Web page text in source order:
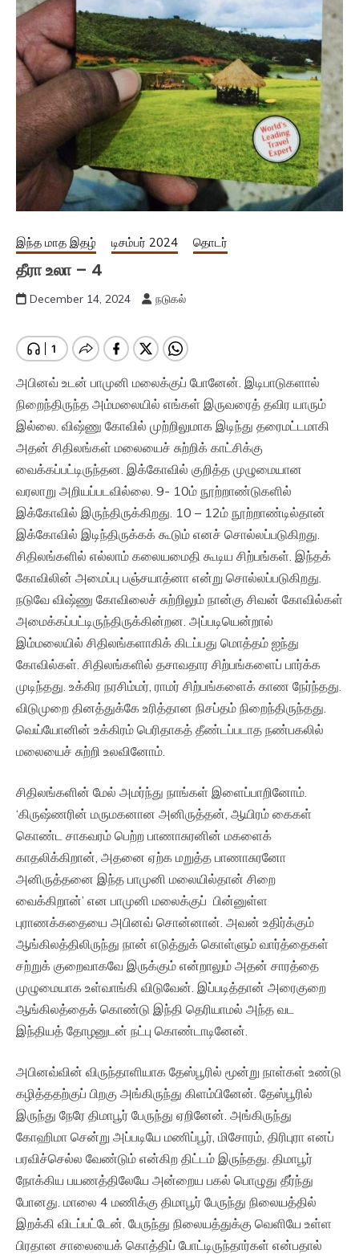
இந்த மாத இதழ் டிசம்பர் 2024 தொடர்
தீரா உலா – 4
December 14, 2024 நடுகல்
அபினவ் உடன் பாமுனி மலைக்குப் போனேன். இடிபாடுகளால்
நிறைந்திருந்த அம்மலையில் எங்கள் இருவரைத் தவிர யாரும்
இல்லை. விஷ்ணு கோவில் முற்றிலுமாக இடிந்து தரைமட்டமாகி
அதன் சிதிலங்கள் மலையைச் சுற்றிக் காட்சிக்கு
வைக்கப்பட்டிருந்தன. இக்கோவில் குறித்த முழுமையான
வரலாறு அறியப்படவில்லை. 9- 10ம் நூற்றாண்டுகளில்
இக்கோவில் இருந்திருக்கிறது. 10 – 12ம் நூற்றாண்டில்தான்
இக்கோவில் இடிந்திருக்கக் கூடும் எனச் சொல்லப்படுகிறது.
சிதிலங்களில் எல்லாம் கலையமைதி கூடிய சிற்பங்கள். இந்தக்
கோவிலின் அமைப்பு பஞ்சயாத்னா என்று சொல்லப்படுகிறது.
நடுவே விஷ்ணு கோவிலைச் சுற்றிலும் நான்கு சிவன் கோவில்கள்
அமைக்கப்பட்டிருந்திருக்கின்றன. அப்படியென்றால்
இம்மலையில் சிதிலங்களாகிக் கிடப்பது மொத்தம் ஐந்து
கோவில்கள். சிதிலங்களில் தசாவதார சிற்பங்களைப் பார்க்க
முடிந்தது. உக்கிர நரசிம்மர், ராமர் சிற்பங்களைக் காண நேர்ந்தது.
விடுமுறை தினத்துக்கே உரித்தான நிசப்தம் நிறைந்திருந்தது.
வெய்யோனின் உக்கிரம் பெரிதாகத் தீண்டப்படாத நண்பகலில்
மலையைச் சுற்றி உலவினோம்.
சிதிலங்களின் மேல் அமர்ந்து நாங்கள் இளைப்பாறினோம்.
‘கிருஷ்ணரின் மருமகனான அனிருத்தன், ஆயிரம் கைகள்
கொண்ட சாகவரம் பெற்ற பாணாசுரனின் மகளைக்
காதலிக்கிறான், அதனை ஏற்க மறுத்த பாணாசுரனோ
அனிருத்தனை இந்த பாமுனி மலையில்தான் சிறை
வைக்கிறான்’ என பாமுனி மலைக்குப் பின்னுள்ள
புராணக்கதையை அபினவ் சொன்னான். அவன் உதிர்க்கும்
ஆங்கிலத்திலிருந்து நான் எடுத்துக் கொள்ளும் வார்த்தைகள்
சற்றுக் குறைவாகவே இருக்கும் என்றாலும் அதன் சாரத்தை
முழுமையாக உள்வாங்கி விடுவேன். இப்படித்தான் அரைகுறை
ஆங்கிலத்தைக் கொண்டு இந்தி தெரியாமல் அந்த வட
இந்தியத் தோழனுடன் நட்பு கொண்டாடினேன்.
அபினவ்வின் விருந்தாளியாக தேஸ்பூரில் மூன்று நாள்கள் உண்டு
கழித்ததற்குப் பிறகு அங்கிருந்து கிளம்பினேன். தேஸ்பூரில்
இருந்து நேரே திமாபூர் பேருந்து ஏறினேன். அங்கிருந்து
கோஹிமா சென்று அப்படியே மணிப்பூர், மிசோரம், திரிபுரா எனப்
பரவிச்செல்ல வேண்டும் என்கிற திட்டம் இருந்தது. திமாபூர்
நோக்கிய பயணத்திலேயே அன்றைய பகல் பொழுது தீர்ந்து
போனது. மாலை 4 மணிக்கு திமாபூர் பேருந்து நிலையத்தில்
இறக்கி விடப்பட்டேன். பேருந்து நிலையத்துக்கு வெளியே உள்ள
பிரதான சாலையைக் கொத்திப் போட்டிருந்தார்கள் என்பதால்